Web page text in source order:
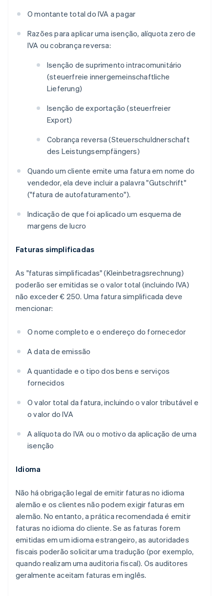
O montante total do IVA a pagar
Razões para aplicar uma isenção, alíquota zero de
IVA ou cobrança reversa:
Isenção de suprimento intracomunitário
(steuerfreie innergemeinschaftliche
Lieferung)
Isenção de exportação (steuerfreier
Export)
Cobrança reversa (Steuerschuldnerschaft
des Leistungsempfängers)
Quando um cliente emite uma fatura em nome do
vendedor, ela deve incluir a palavra "Gutschrift"
("fatura de autofaturamento").
Indicação de que foi aplicado um esquema de
margens de lucro
Faturas simplificadas
As "faturas simplificadas" (Kleinbetragsrechnung)
poderão ser emitidas se o valor total (incluindo IVA)
não exceder € 250. Uma fatura simplificada deve
mencionar:
O nome completo e o endereço do fornecedor
A data de emissão
A quantidade e o tipo dos bens e serviços
fornecidos
O valor total da fatura, incluindo o valor tributável e
o valor do IVA
A alíquota do IVA ou o motivo da aplicação de uma
isenção
Idioma
Não há obrigação legal de emitir faturas no idioma
alemão e os clientes não podem exigir faturas em
alemão. No entanto, a prática recomendada é emitir
faturas no idioma do cliente. Se as faturas forem
emitidas em um idioma estrangeiro, as autoridades
fiscais poderão solicitar uma tradução (por exemplo,
quando realizam uma auditoria fiscal). Os auditores
geralmente aceitam faturas em inglês.